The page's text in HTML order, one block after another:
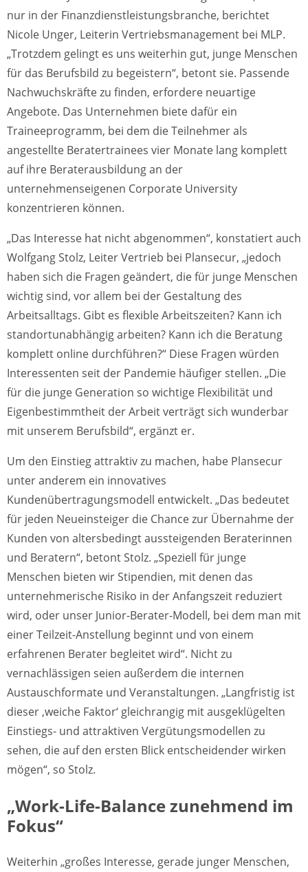
nur in der Finanzdienstleistungsbranche, berichtet
Nicole Unger, Leiterin Vertriebsmanagement bei MLP.
„Trotzdem gelingt es uns weiterhin gut, junge Menschen
für das Berufsbild zu begeistern“, betont sie. Passende
Nachwuchskräfte zu finden, erfordere neuartige
Angebote. Das Unternehmen biete dafür ein
Traineeprogramm, bei dem die Teilnehmer als
angestellte Beratertrainees vier Monate lang komplett
auf ihre Beraterausbildung an der
unternehmenseigenen Corporate University
konzentrieren können.
„Das Interesse hat nicht abgenommen“, konstatiert auch
Wolfgang Stolz, Leiter Vertrieb bei Plansecur, „jedoch
haben sich die Fragen geändert, die für junge Menschen
wichtig sind, vor allem bei der Gestaltung des
Arbeitsalltags. Gibt es flexible Arbeitszeiten? Kann ich
standortunabhängig arbeiten? Kann ich die Beratung
komplett online durchführen?“ Diese Fragen würden
Interessenten seit der Pandemie häufiger stellen. „Die
für die junge Generation so wichtige Flexibilität und
Eigenbestimmtheit der Arbeit verträgt sich wunderbar
mit unserem Berufsbild“, ergänzt er.
Um den Einstieg attraktiv zu machen, habe Plansecur
unter anderem ein innovatives
Kundenübertragungsmodell entwickelt. „Das bedeutet
für jeden Neueinsteiger die Chance zur Übernahme der
Kunden von altersbedingt aussteigenden Beraterinnen
und Beratern“, betont Stolz. „Speziell für junge
Menschen bieten wir Stipendien, mit denen das
unternehmerische Risiko in der Anfangszeit reduziert
wird, oder unser Junior-Berater-Modell, bei dem man mit
einer Teilzeit-Anstellung beginnt und von einem
erfahrenen Berater begleitet wird“. Nicht zu
vernachlässigen seien außerdem die internen
Austauschformate und Veranstaltungen. „Langfristig ist
dieser ‚weiche Faktor‘ gleichrangig mit ausgeklügelten
Einstiegs- und attraktiven Vergütungsmodellen zu
sehen, die auf den ersten Blick entscheidender wirken
mögen“, so Stolz.
„Work-Life-Balance zunehmend im
Fokus“
Weiterhin „großes Interesse, gerade junger Menschen,